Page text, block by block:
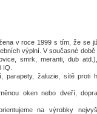
v roce 1999 s tím, že se
výplní. V současné
smrk, meranti, dub
parapety, žaluzie, sítě proti
oken nebo dveří,
na výrobky